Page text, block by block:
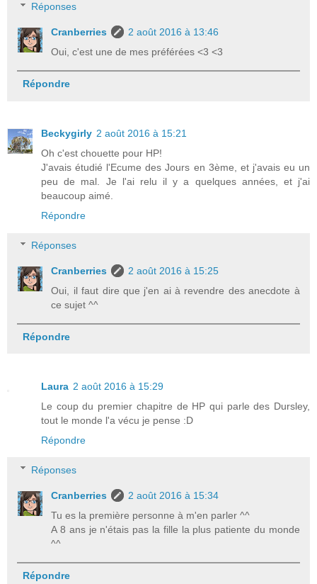
Réponses
Cranberries
2 août 2016 à 13:46
Oui, c'est une de mes préférées <3 <3
Répondre
Beckygirly 2 août 2016 à 15:21
Oh c'est chouette pour HP!
J'avais étudié l'Ecume des Jours en 3ème, et j'avais eu un
peu de mal. Je l'ai relu il y a quelques années, et j'ai
beaucoup aimé.
Répondre
Réponses
Cranberries
2 août 2016 à 15:25
Oui, il faut dire que j'en ai à revendre des anecdote à
ce sujet ^^
Répondre
Laura 2 août 2016 à 15:29
Le coup du premier chapitre de HP qui parle des Dursley,
tout le monde l'a vécu je pense :D
Répondre
Réponses
Cranberries
2 août 2016 à 15:34
Tu es la première personne à m'en parler ^^
A 8 ans je n'étais pas la fille la plus patiente du monde
^^
Répondre